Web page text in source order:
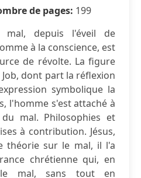
de pages: 199
mal, depuis l'éveil de
à la conscience, est
de révolte. La figure
Job, dont part la réflexion
symbolique la
l'homme s'est attaché à
mal. Philosophies et
à contribution. Jésus,
théorie sur le mal, il l'a
chrétienne qui, en
le mal, sans tout en